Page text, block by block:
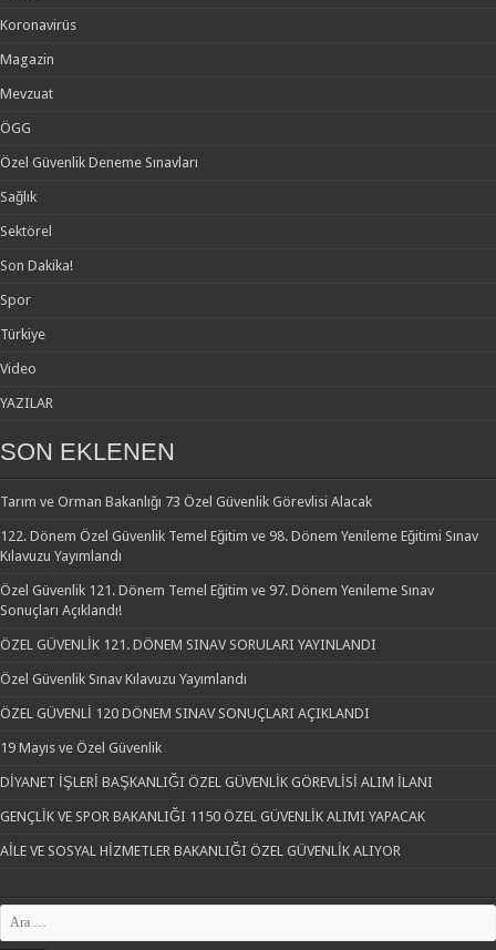
Koronavirüs
Magazin
Mevzuat
ÖGG
Özel Güvenlik Deneme Sınavları
Sağlık
Sektörel
Son Dakika!
Spor
Türkiye
Video
YAZILAR
SON EKLENEN
Tarım ve Orman Bakanlığı 73 Özel Güvenlik Görevlisi Alacak
122. Dönem Özel Güvenlik Temel Eğitim ve 98. Dönem Yenileme Eğitimi Sınav
Kılavuzu Yayımlandı
Özel Güvenlik 121. Dönem Temel Eğitim ve 97. Dönem Yenileme Sınav
Sonuçları Açıklandı!
ÖZEL GÜVENLİK 121. DÖNEM SINAV SORULARI YAYINLANDI
Özel Güvenlik Sınav Kılavuzu Yayımlandı
ÖZEL GÜVENLİ 120 DÖNEM SINAV SONUÇLARI AÇIKLANDI
19 Mayıs ve Özel Güvenlik
DİYANET İŞLERİ BAŞKANLIĞI ÖZEL GÜVENLİK GÖREVLİSİ ALIM İLANI
GENÇLİK VE SPOR BAKANLIĞI 1150 ÖZEL GÜVENLİK ALIMI YAPACAK
AİLE VE SOSYAL HİZMETLER BAKANLIĞI ÖZEL GÜVENLİK ALIYOR